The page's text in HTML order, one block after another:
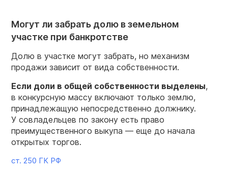
Могут ли забрать долю в земельном
участке при банкротстве
Долю в участке могут забрать, но механизм
продажи зависит от вида собственности.
Если доли в общей собственности выделены,
в конкурсную массу включают только землю,
принадлежащую непосредственно должнику.
У совладельцев по закону есть право
преимущественного выкупа — еще до начала
открытых торгов.
ст. 250 ГК РФ